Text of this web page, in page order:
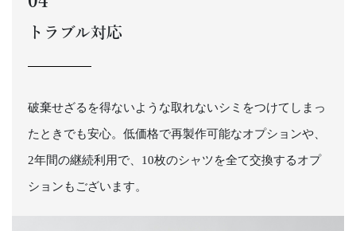
トラブル対応
破棄せざるを得ないような取れないシミをつけてしまっ
たときでも安心。低価格で再製作可能なオプションや、
2年間の継続利用で、10枚のシャツを全て交換するオプ
ションもございます。